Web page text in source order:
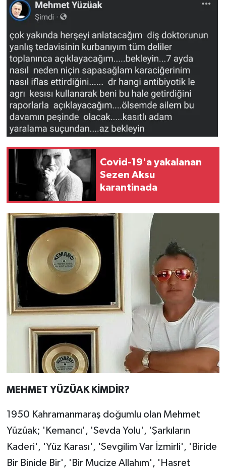
Covid-19'a yakalanan
Sezen Aksu
karantinada
MEHMET YÜZÜAK KİMDİR?
1950 Kahramanmaraş doğumlu olan Mehmet
Yüzüak; 'Kemancı', 'Sevda Yolu', 'Şarkıların
Kaderi', 'Yüz Karası', 'Sevgilim Var İzmirli', 'Biride
Bir Binide Bir', 'Bir Mucize Allahım', 'Hasret